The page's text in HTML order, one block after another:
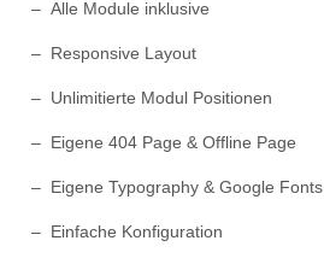
Alle Module inklusive
Responsive Layout
Unlimitierte Modul Positionen
Eigene 404 Page & Offline Page
Eigene Typography & Google Fonts
Einfache Konfiguration